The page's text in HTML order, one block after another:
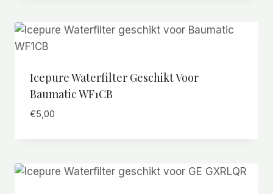
Icepure Waterfilter Geschikt Voor
Baumatic WF1CB
€5,00